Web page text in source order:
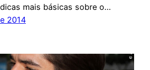
mais básicas sobre o…
2014